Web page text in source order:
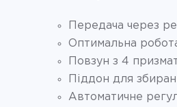
Передача через
Оптимальна
Повзун з 4
Піддон для
Автоматичне